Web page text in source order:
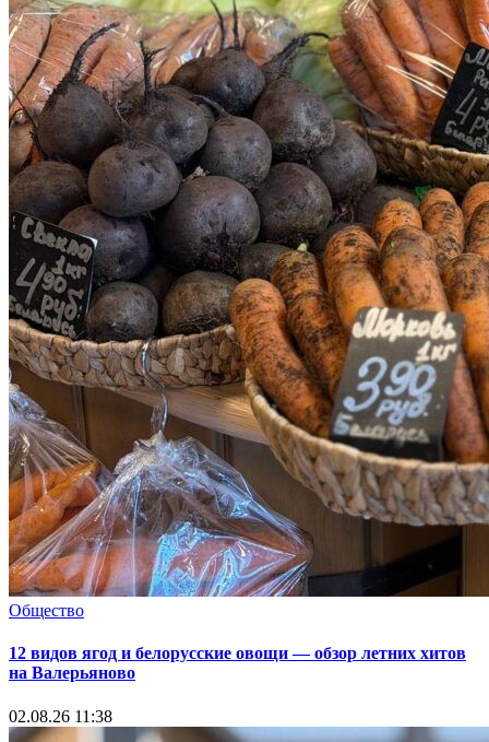
Общество
12 видов ягод и белорусские овощи — обзор летних хитов
на Валерьяново
02.08.26 11:38